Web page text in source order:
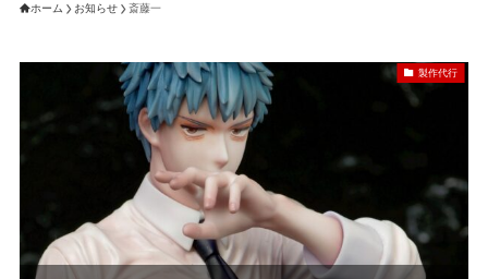
ホーム お知らせ 斎藤一
製作代行